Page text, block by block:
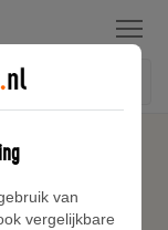
Menu
van
vergelijkbare